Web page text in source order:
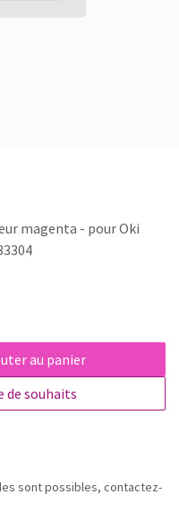
magenta - pour Oki
au panier
de souhaits
sont possibles, contactez-